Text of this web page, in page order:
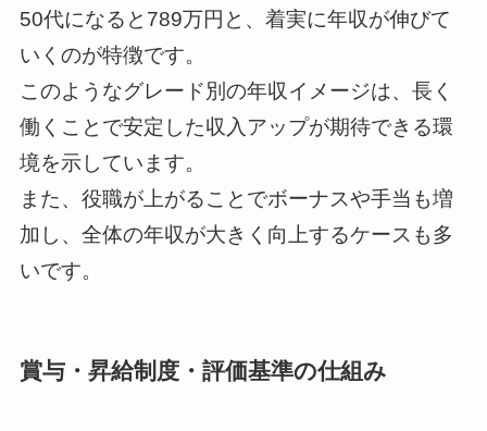
50代になると789万円と、着実に年収が伸びて
いくのが特徴です。
このようなグレード別の年収イメージは、長く
働くことで安定した収入アップが期待できる環
境を示しています。
また、役職が上がることでボーナスや手当も増
加し、全体の年収が大きく向上するケースも多
いです。
賞与・昇給制度・評価基準の仕組み